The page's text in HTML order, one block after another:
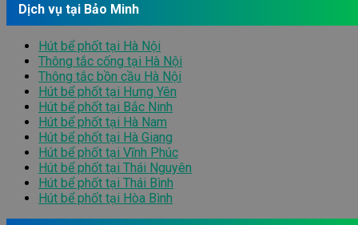
Dịch vụ tại Bảo Minh
Hút bể phốt tại Hà Nội
Thông tắc cống tại Hà Nội
Thông tắc bồn cầu Hà Nội
Hút bể phốt tại Hưng Yên
Hút bể phốt tại Bắc Ninh
Hút bể phốt tại Hà Nam
Hút bể phốt tại Hà Giang
Hút bể phốt tại Vĩnh Phúc
Hút bể phốt tại Thái Nguyên
Hút bể phốt tại Thái Bình
Hút bể phốt tại Hòa Bình